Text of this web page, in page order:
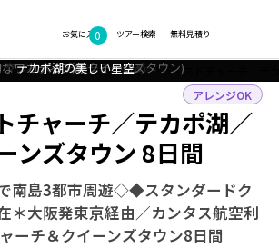
お気に入り
0 無料見積り
ツアー検索
平洋 ニュージーランド クライストチャーチ・テ
チャーチ／テカポ湖／
ンズタウン 8日間
南島3都市周遊◇◆スタンダードク
＊大阪発東京経由／カンタス航空利
ーチ＆クイーンズタウン8日間
アレンジOK
イストチャーチ（イメージ）
クライストチャーチの眺め
ワカティプ湖(クイーンズタウン)
テカポ湖の美しい星空
フォトギャラリー